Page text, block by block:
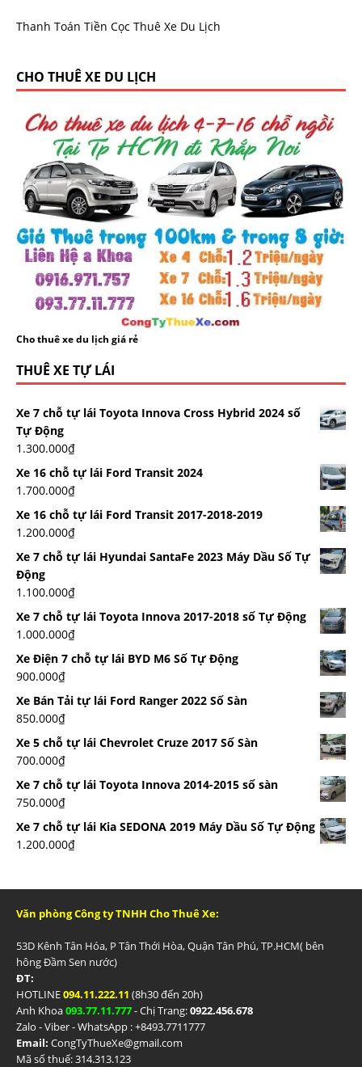
Thanh Toán Tiền Cọc Thuê Xe Du Lịch
CHO THUÊ XE DU LỊCH
Cho thuê xe du lịch giá rẻ
THUÊ XE TỰ LÁI
Xe 7 chỗ tự lái Toyota Innova Cross Hybrid 2024 số
Tự Động
1.300.000₫
Xe 16 chỗ tự lái Ford Transit 2024
1.700.000₫
Xe 16 chỗ tự lái Ford Transit 2017-2018-2019
1.200.000₫
Xe 7 chỗ tự lái Hyundai SantaFe 2023 Máy Dầu Số Tự
Động
1.100.000₫
Xe 7 chỗ tự lái Toyota Innova 2017-2018 số Tự Động
1.000.000₫
Xe Điện 7 chỗ tự lái BYD M6 Số Tự Động
900.000₫
Xe Bán Tải tự lái Ford Ranger 2022 Số Sàn
850.000₫
Xe 5 chỗ tự lái Chevrolet Cruze 2017 Số Sàn
700.000₫
Xe 7 chỗ tự lái Toyota Innova 2014-2015 số sàn
750.000₫
Xe 7 chỗ tự lái Kia SEDONA 2019 Máy Dầu Số Tự Động
1.200.000₫
Văn phòng Công ty TNHH Cho Thuê Xe:
53D Kênh Tân Hóa, P Tân Thới Hòa, Quận Tân Phú, TP.HCM( bên
hông Đầm Sen nước)
ĐT:
HOTLINE094.11.222.11 (8h30 đến 20h)
Anh Khoa093.77.11.777- Chị Trang:0922.456.678
Zalo - Viber - WhatsApp : +8493.7711777
Email: CongTyThueXe@gmail.com
Mã số thuế: 314.313.123